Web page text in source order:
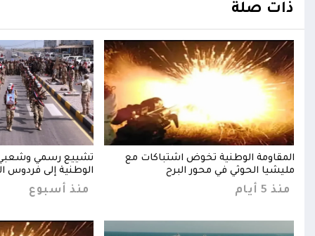
ذات صلة
المقاومة الوطنية تخوض اشتباكات مع
مليشيا الحوثي في محور البرح
منذ 5 أيام
تشييع رسمي وشعبي
الوطنية إلى فردوس
منذ أسبوع